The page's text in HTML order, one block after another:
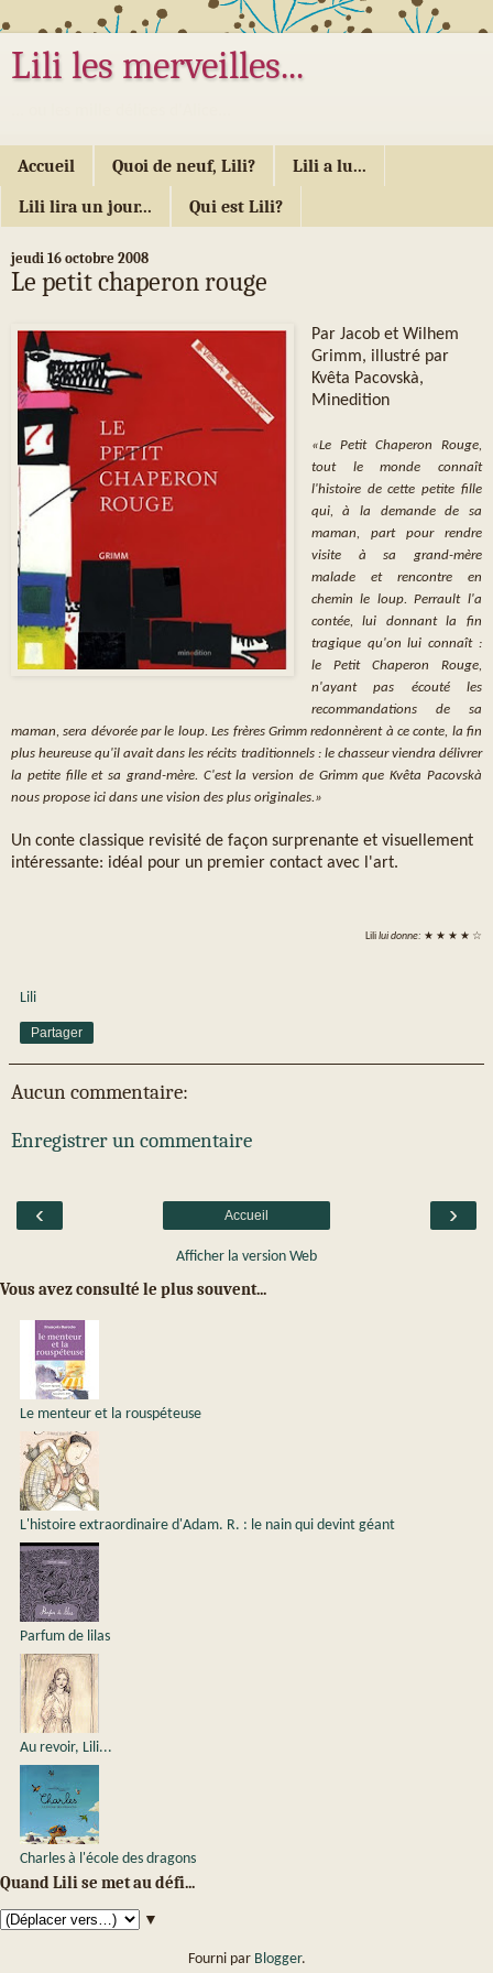
Lili les merveilles...
Accueil Quoi de neuf, Lili? Lili a lu...
Lili lira un jour... Qui est Lili?
jeudi 16 octobre 2008
Le petit chaperon rouge
Par Jacob et Wilhem
Grimm, illustré par
Kvêta Pacovskà,
Minedition
«Le Petit Chaperon Rouge,
tout le monde connaît
l'histoire de cette petite fille
qui, à la demande de sa
maman, part pour rendre
visite à sa grand-mère
malade et rencontre en
chemin le loup. Perrault l'a
contée, lui donnant la fin
tragique qu'on lui connaît :
le Petit Chaperon Rouge,
n'ayant pas écouté les
recommandations de sa
maman, sera dévorée par le loup. Les frères Grimm redonnèrent à ce conte, la fin
plus heureuse qu'il avait dans les récits traditionnels : le chasseur viendra délivrer
la petite fille et sa grand-mère. C'est la version de Grimm que Kvêta Pacovskà
nous propose ici dans une vision des plus originales.»
Un conte classique revisité de façon surprenante et visuellement
intéressante: idéal pour un premier contact avec l'art.
Lililui donne: ★ ★ ★ ★ ☆
Lili
Partager
Aucun commentaire:
Enregistrer un commentaire
‹ ›
Accueil
Afficher la version Web
Vous avez consulté le plus souvent...
Le menteur et la rouspéteuse
L'histoire extraordinaire d'Adam. R. : le nain qui devint géant
Parfum de lilas
Au revoir, Lili...
Charles à l'école des dragons
Quand Lili se met au défi...
▼
Fourni par Blogger.